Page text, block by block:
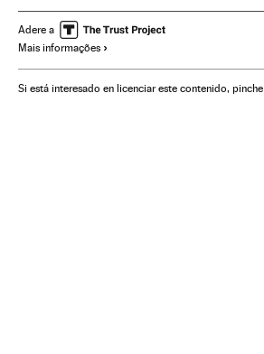
Brasil América do Sul América Latina
Eleições 2018
Adere a
Mais informações
Si está interesado en licenciar este contenido, pinche